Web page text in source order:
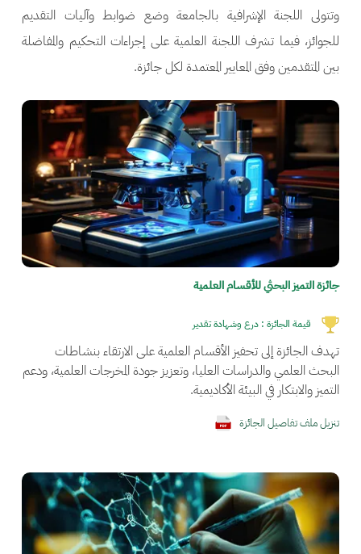
وتتولى اللجنة الإشرافية بالجامعة وضع ضوابط وآليات التقديم
للجوائز، فيما تشرف اللجنة العلمية على إجراءات التحكيم والمفاضلة
بين المتقدمين وفق المعايير المعتمدة لكل جائزة.
جائزة التميز البحثي للأقسام العلمية
قيمة الجائزة : درع وشهادة تقدير
تهدف الجائزة إلى تحفيز الأقسام العلمية على الارتقاء بنشاطات
البحث العلمي والدراسات العليا، وتعزيز جودة المخرجات العلمية، ودعم
التميز والابتكار في البيئة الأكاديمية.
تنزيل ملف تفاصيل الجائزة